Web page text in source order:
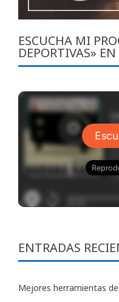
ESCUCHA MI
DEPORTIVAS»
ENTRADAS
Mejores herramientas